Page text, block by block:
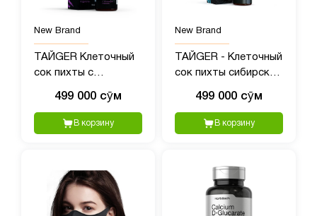
New Brand
ТАЙGER Клеточный
сок пихты с
499 000 сӯм
В корзину
New Brand
ТАЙGER - Клеточный
сок пихты сибирской
499 000 сӯм
В корзину